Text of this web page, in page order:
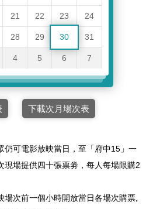
21 22 23 24
28 29 30 31
4 5 6 7
下載次月場次表
仍可電影放映當日，至「府中15」一
現場提供四十張票劵，每人每場限購2
次前一個小時開放當日各場次購票,